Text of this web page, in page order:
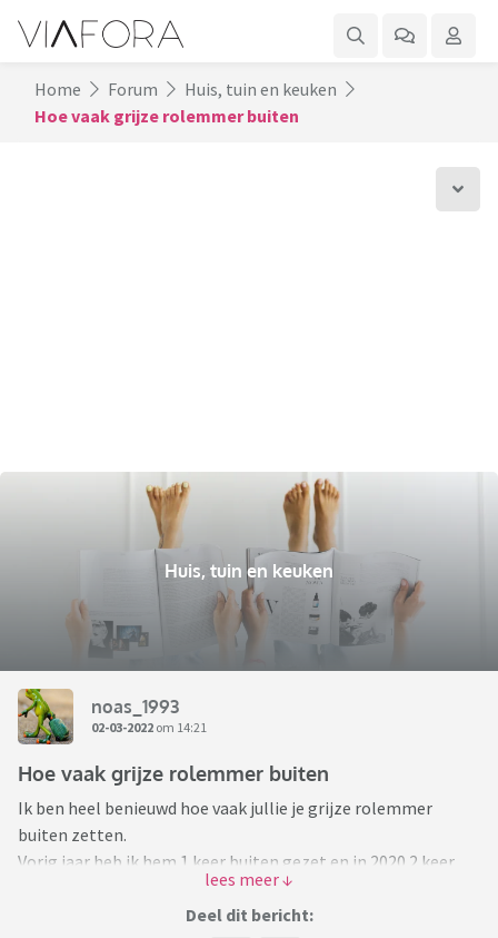
Home Forum
Huis, tuin en keuken
Hoe vaak grijze rolemmer buiten
Huis, tuin en keuken
noas_1993
02-03-2022 om 14:21
Hoe vaak grijze rolemmer buiten
Ik ben heel benieuwd hoe vaak jullie je grijze rolemmer
buiten zetten.
Vorig jaar heb ik hem 1 keer buiten gezet en in 2020 2 keer
Bij ons komen ze elke 2 weken langs, maar naast je
Deel dit bericht: